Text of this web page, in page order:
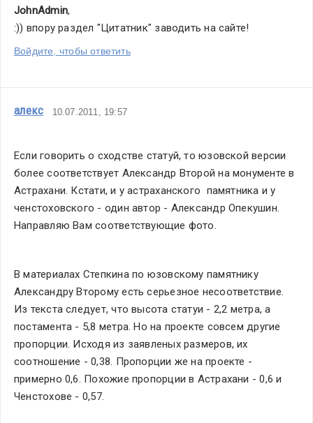
JohnAdmin,
:)) впору раздел "Цитатник" заводить на сайте!
Войдите, чтобы ответить
алекс 10.07.2011, 19:57
Если говорить о сходстве статуй, то юзовской версии
более соответствует Александр Второй на монументе в
Астрахани. Кстати, и у астраханского  памятника и у
ченстоховского - один автор - Александр Опекушин.
Направляю Вам соответствующие фото.
В материалах Степкина по юзовскому памятнику
Александру Второму есть серьезное несоответствие.
Из текста следует, что высота статуи - 2,2 метра, а
постамента - 5,8 метра. Но на проекте совсем другие
пропорции. Исходя из заявленых размеров, их
соотношение - 0,38. Пропорции же на проекте -
примерно 0,6. Похожие пропорции в Астрахани - 0,6 и
Ченстохове - 0,57.